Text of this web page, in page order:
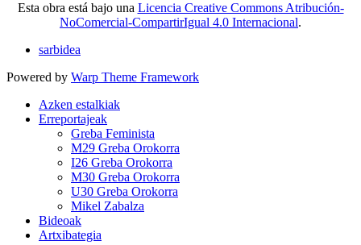
Esta obra está bajo una Licencia Creative Commons Atribución-
NoComercial-CompartirIgual 4.0 Internacional.
sarbidea
Powered by Warp Theme Framework
Azken estalkiak
Erreportajeak
Greba Feminista
M29 Greba Orokorra
I26 Greba Orokorra
M30 Greba Orokorra
U30 Greba Orokorra
Mikel Zabalza
Bideoak
Artxibategia